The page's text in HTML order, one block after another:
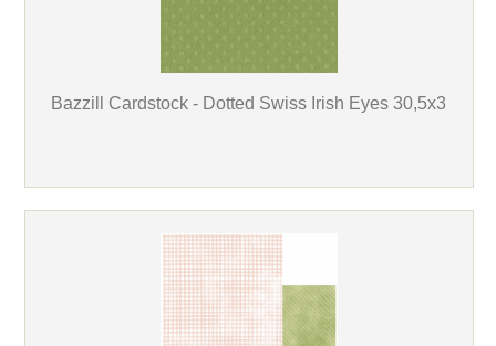
Bazzill Cardstock - Dotted Swiss Irish Eyes 30,5x3